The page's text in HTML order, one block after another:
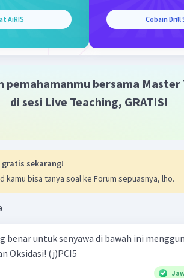
AiRIS Cobain Drill
pemahamanmu bersama Master
di sesi Live Teaching, GRATIS!
gratis sekarang!
kamu bisa tanya soal ke Forum sepuasnya, lho.
benar untuk senyawa di bawah ini
Oksidasi! (j)PCI5